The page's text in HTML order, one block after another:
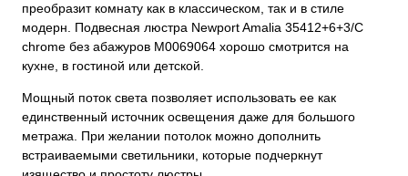
преобразит комнату как в классическом, так и в стиле
модерн. Подвесная люстра Newport Amalia 35412+6+3/C
chrome без абажуров М0069064 хорошо смотрится на
кухне, в гостиной или детской.
Мощный поток света позволяет использовать ее как
единственный источник освещения даже для большого
метража. При желании потолок можно дополнить
встраиваемыми светильники, которые подчеркнут